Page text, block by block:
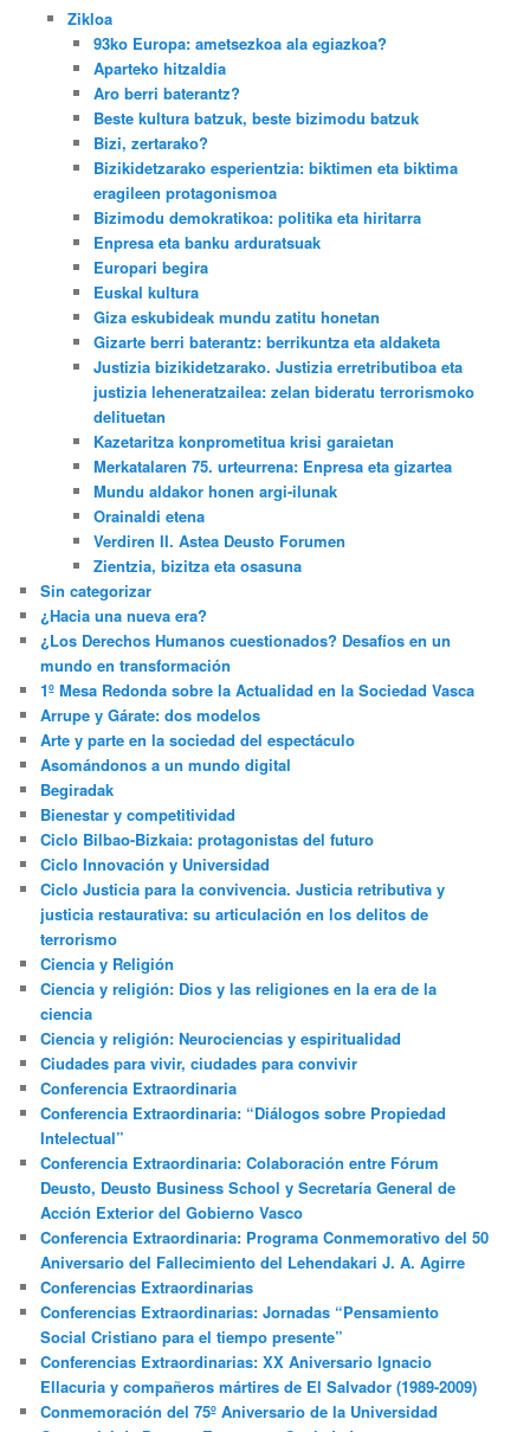
Zikloa
93ko Europa: ametsezkoa ala egiazkoa?
Aparteko hitzaldia
Aro berri baterantz?
Beste kultura batzuk, beste bizimodu batzuk
Bizi, zertarako?
Bizikidetzarako esperientzia: biktimen eta biktima
eragileen protagonismoa
Bizimodu demokratikoa: politika eta hiritarra
Enpresa eta banku arduratsuak
Europari begira
Euskal kultura
Giza eskubideak mundu zatitu honetan
Gizarte berri baterantz: berrikuntza eta aldaketa
Justizia bizikidetzarako. Justizia erretributiboa eta
justizia leheneratzailea: zelan bideratu terrorismoko
delituetan
Kazetaritza konprometitua krisi garaietan
Merkatalaren 75. urteurrena: Enpresa eta gizartea
Mundu aldakor honen argi-ilunak
Orainaldi etena
Verdiren II. Astea Deusto Forumen
Zientzia, bizitza eta osasuna
Sin categorizar
¿Hacia una nueva era?
¿Los Derechos Humanos cuestionados? Desafíos en un
mundo en transformación
1º Mesa Redonda sobre la Actualidad en la Sociedad Vasca
Arrupe y Gárate: dos modelos
Arte y parte en la sociedad del espectáculo
Asomándonos a un mundo digital
Begiradak
Bienestar y competitividad
Ciclo Bilbao-Bizkaia: protagonistas del futuro
Ciclo Innovación y Universidad
Ciclo Justicia para la convivencia. Justicia retributiva y
justicia restaurativa: su articulación en los delitos de
terrorismo
Ciencia y Religión
Ciencia y religión: Dios y las religiones en la era de la
ciencia
Ciencia y religión: Neurociencias y espiritualidad
Ciudades para vivir, ciudades para convivir
Conferencia Extraordinaria
Conferencia Extraordinaria: “Diálogos sobre Propiedad
Intelectual”
Conferencia Extraordinaria: Colaboración entre Fórum
Deusto, Deusto Business School y Secretaría General de
Acción Exterior del Gobierno Vasco
Conferencia Extraordinaria: Programa Conmemorativo del 50
Aniversario del Fallecimiento del Lehendakari J. A. Agirre
Conferencias Extraordinarias
Conferencias Extraordinarias: Jornadas “Pensamiento
Social Cristiano para el tiempo presente”
Conferencias Extraordinarias: XX Aniversario Ignacio
Ellacuria y compañeros mártires de El Salvador (1989-2009)
Conmemoración del 75º Aniversario de la Universidad